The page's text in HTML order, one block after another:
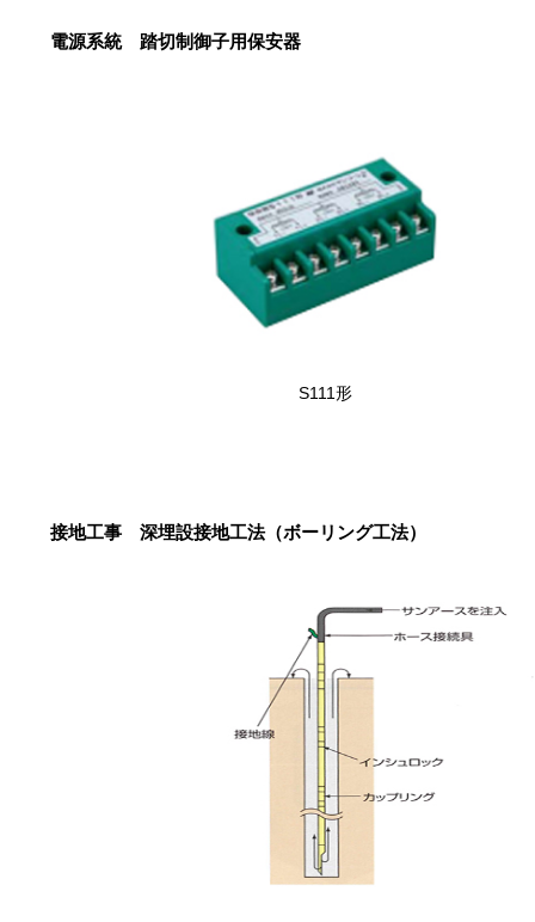
電源系統 踏切制御子用保安器
S111形
接地工事 深埋設接地工法（ボーリング工法）